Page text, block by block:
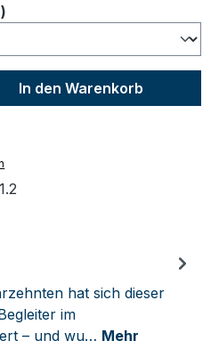
)
den
In den Warenkorb
hat sich dieser
im
– und wu… Mehr